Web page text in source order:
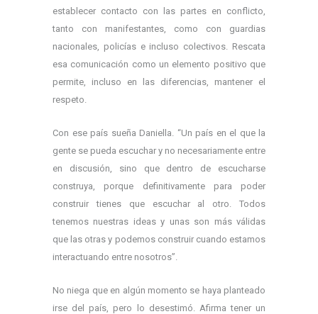
establecer contacto con las partes en conflicto,
tanto con manifestantes, como con guardias
nacionales, policías e incluso colectivos. Rescata
esa comunicación como un elemento positivo que
permite, incluso en las diferencias, mantener el
respeto.
Con ese país sueña Daniella. “Un país en el que la
gente se pueda escuchar y no necesariamente entre
en discusión, sino que dentro de escucharse
construya, porque definitivamente para poder
construir tienes que escuchar al otro. Todos
tenemos nuestras ideas y unas son más válidas
que las otras y podemos construir cuando estamos
interactuando entre nosotros”.
No niega que en algún momento se haya planteado
irse del país, pero lo desestimó. Afirma tener un